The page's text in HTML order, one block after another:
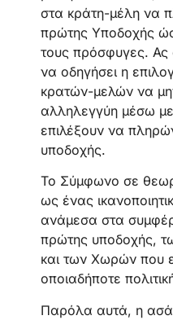
στα κράτη-μέλη να
πρώτης Υποδοχής
τους πρόσφυγες. Ας
να οδηγήσει η
κρατών-μελών να
αλληλεγγύη μέσω
επιλέξουν να
υποδοχής.
Το Σύμφωνο σε
ως ένας
ανάμεσα στα
πρώτης υποδοχής,
και των Χωρών που
οποιαδήποτε
Παρόλα αυτά, η